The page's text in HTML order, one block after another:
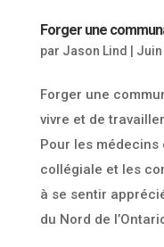
Forger une
par Jason Lind Juin
Forger une
vivre et de
Pour les médecins
collégiale et les
à se sentir
du Nord de